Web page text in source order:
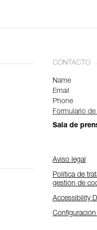
CONTACTO
Name
Email
Phone
Formulario
Sala de
Aviso legal
Política de
gestión de
Accessibility